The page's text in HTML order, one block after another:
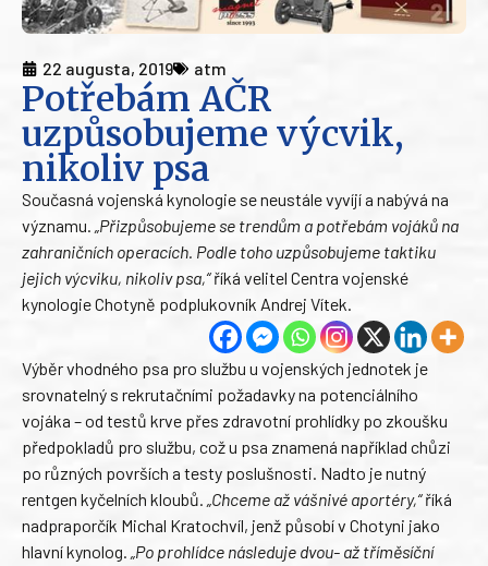
22 augusta, 2019 atm
Potřebám AČR
uzpůsobujeme výcvik,
nikoliv psa
Současná vojenská kynologie se neustále vyvíjí a nabývá na
významu. „Přizpůsobujeme se trendům a potřebám vojáků na
zahraničních operacích. Podle toho uzpůsobujeme taktiku
jejich výcviku, nikoliv psa,“říká velitel Centra vojenské
kynologie Chotyně podplukovník Andrej Vítek.
Výběr vhodného psa pro službu u vojenských jednotek je
srovnatelný s rekrutačními požadavky na potenciálního
vojáka – od testů krve přes zdravotní prohlídky po zkoušku
předpokladů pro službu, což u psa znamená například chůzi
po různých površích a testy poslušnosti. Nadto je nutný
rentgen kyčelních kloubů. „Chceme až vášnivé aportéry,“říká
nadpraporčík Michal Kratochvíl, jenž působí v Chotyni jako
hlavní kynolog. „Po prohlídce následuje dvou- až tříměsíční